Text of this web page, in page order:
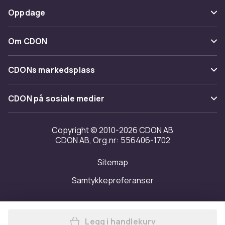
Angre & returner her
Kontakt oss
Betaling
Levering
Tilbakekallinger
Oppdage
Kategorier
Varemerker
Om CDON
Om oss
Kundeanmeldelser
Jobbe på CDON
Investor relations
Tilgjengelighet
CDONs markedsplass
Merchant Help Center
CDON på sosiale medier
Copyright © 2010-2026 CDON AB
CDON AB, Org.nr: 556406-1702
Sitemap
Samtykkepreferanser
Legg i handlekurv